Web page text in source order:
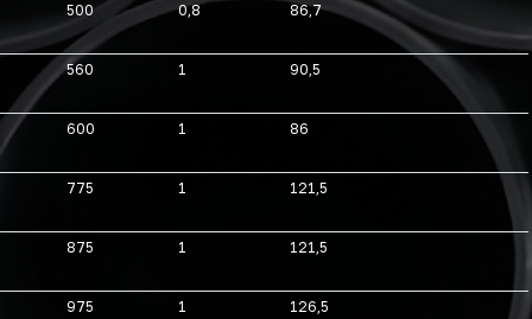
500 0,8 86,7
560 1 90,5
600 1 86
775 1 121,5
875 1 121,5
975 1 126,5